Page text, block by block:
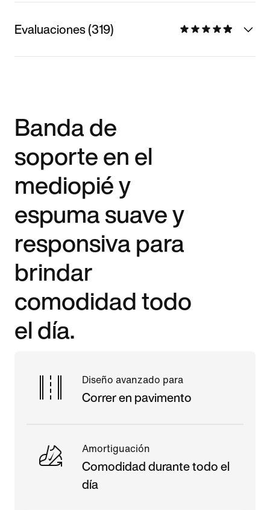
Evaluaciones (319)
Banda de
soporte en el
mediopié y
espuma suave y
responsiva para
brindar
comodidad todo
el día.
Diseño avanzado para
Correr en pavimento
Amortiguación
Comodidad durante todo el
día